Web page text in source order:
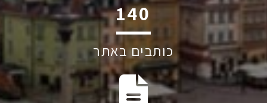
195
כותבים באתר